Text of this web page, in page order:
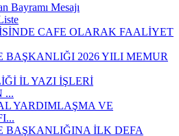
Bayramı Mesajı
CAFE OLARAK FAALİYET
BAŞKANLIĞI 2026 YILI MEMUR
İL YAZI İŞLERİ
...
YARDIMLAŞMA VE
BAŞKANLIĞINA İLK DEFA